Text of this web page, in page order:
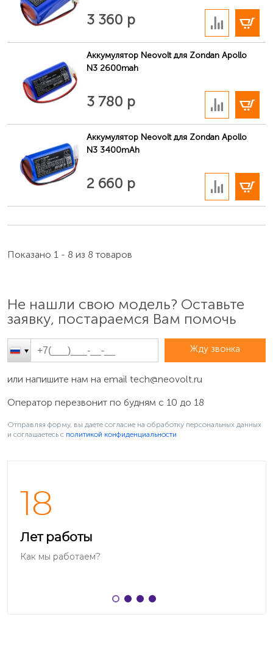
3 360 р
Аккумулятор Neovolt для Zondan Apollo
N3 2600mah
3 780 р
Аккумулятор Neovolt для Zondan Apollo
N3 3400mAh
2 660 р
Показано 1 - 8 из 8 товаров
Не нашли свою модель? Оставьте
заявку, постараемся Вам помочь
Жду звонка
или напишите нам на email tech@neovolt.ru
Оператор перезвонит по будням с 10 до 18
Отправляя форму, вы даете согласие на обработку персональных данных
и соглашаетесь c политикой конфиденциальности
18
Лет работы
Как мы работаем?